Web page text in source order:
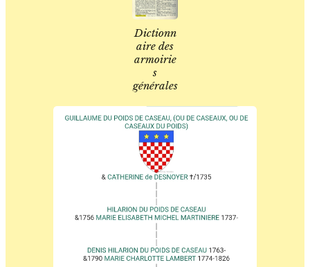
Dictionn
aire des
armoirie
s
générales